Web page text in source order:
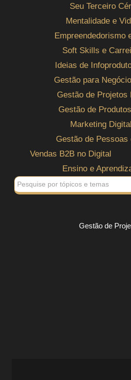
Seu Terceiro
Mentalidade e
Empreendedorismo
Soft Skills e
Ideias de
Gestão para
Gestão de Projetos
Gestão de
Marketing
Gestão de Pessoas
Vendas B2B no Digital
Ensino e
Gestão de